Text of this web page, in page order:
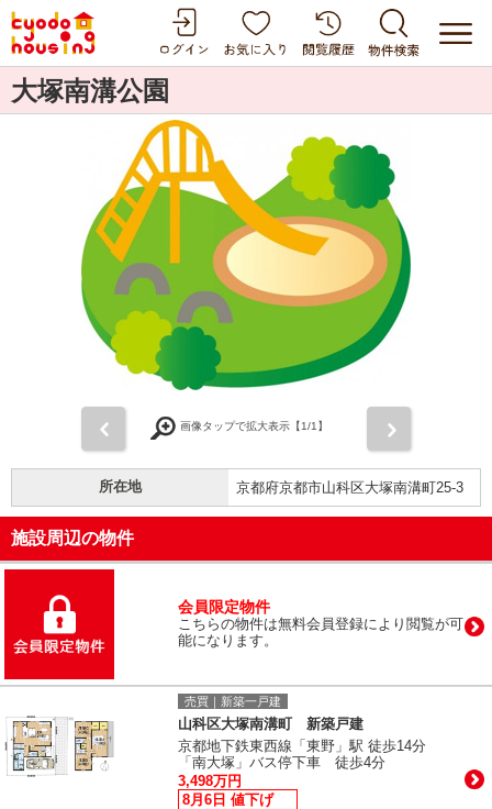
大塚南溝公園
画像タップで拡大表示【1/1】
所在地 京都府京都市山科区大塚南溝町25-3
施設周辺の物件
会員限定物件
こちらの物件は無料会員登録により閲覧が可
能になります。
売買｜新築一戸建
山科区大塚南溝町 新築戸建
京都地下鉄東西線「東野」駅 徒歩14分
「南大塚」バス停下車 徒歩4分
3,498万円
8月6日 値下げ